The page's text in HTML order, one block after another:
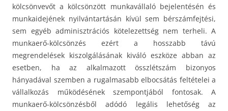
kölcsönvevőt a kölcsönzött munkavállaló bejelentésén és
munkaidejének nyilvántartásán kívül sem bérszámfejtési,
sem egyéb adminisztrációs kötelezettség nem terheli. A
munkaerő-kölcsönzés ezért a hosszabb távú
megrendelések kiszolgálásának kiváló eszköze abban az
esetben, ha az alkalmazott összlétszám bizonyos
hányadával szemben a rugalmasabb elbocsátás feltételei a
vállalkozás működésének szempontjából fontosak. A
munkaerő-kölcsönzésből adódó legális lehetőség az